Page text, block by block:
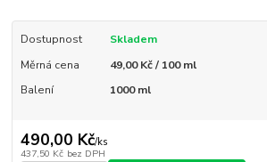
Dostupnost
Skladem
Měrná cena
49,00 Kč / 100 ml
Balení
1000 ml
490,00 Kč/ks
437,50 Kč bez DPH